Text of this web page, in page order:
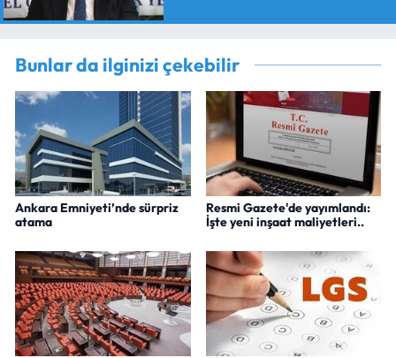
Bunlar da ilginizi çekebilir
Ankara Emniyeti’nde sürpriz
atama
Resmi Gazete'de yayımlandı:
İşte yeni inşaat maliyetleri..